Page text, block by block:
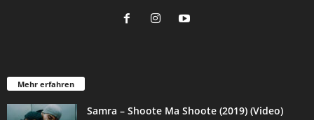
Mehr erfahren
Samra – Shoote Ma Shoote (2019) (Video)